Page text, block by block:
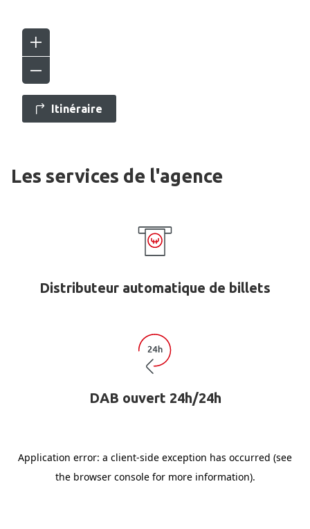
Itinéraire
Les services de l'agence
Distributeur automatique de billets
DAB ouvert 24h/24h